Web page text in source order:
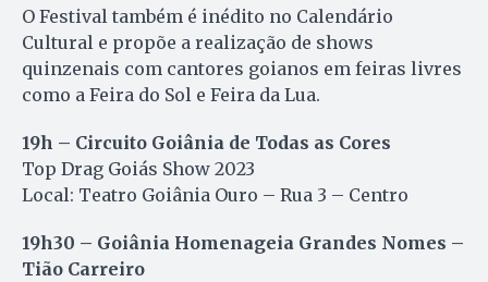
O Festival também é inédito no Calendário
Cultural e propõe a realização de shows
quinzenais com cantores goianos em feiras livres
como a Feira do Sol e Feira da Lua.
19h – Circuito Goiânia de Todas as Cores
Top Drag Goiás Show 2023
Local: Teatro Goiânia Ouro – Rua 3 – Centro
19h30 – Goiânia Homenageia Grandes Nomes –
Tião Carreiro